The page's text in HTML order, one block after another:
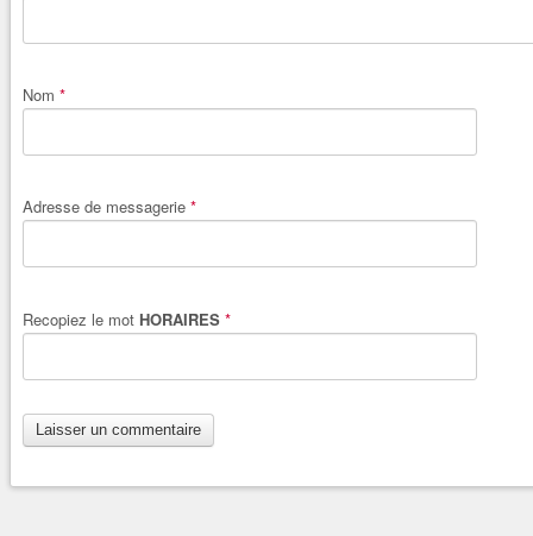
Nom *
Adresse de messagerie *
Recopiez le mot HORAIRES *